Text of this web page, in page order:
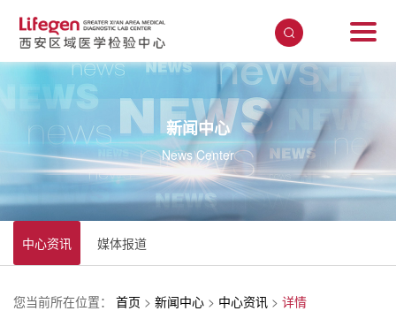
新闻中心
News Center
中心资讯 媒体报道
您当前所在位置： 首页 > 新闻中心 > 中心资讯 > 详情